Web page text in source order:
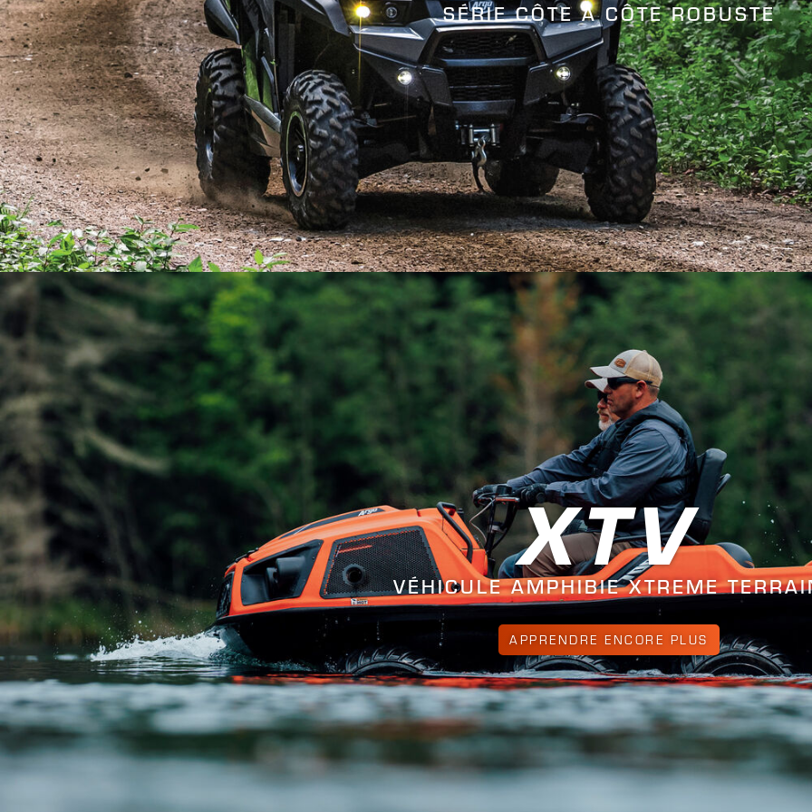
SÉRIE CÔTE À CÔTE ROBUSTE
XTV
VÉHICULE AMPHIBIE XTREME
APPRENDRE ENCORE PLUS